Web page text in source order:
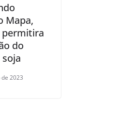
Mapa,
permitira
do
2023